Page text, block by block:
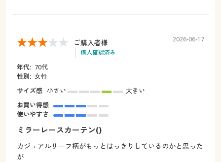
ご購入者様
購入確認済み
2026-06-17
年代: 70代
性別: 女性
サイズ感 小さい
大きい
お買い得感
使いやすさ
ミラーレースカーテン()
カジュアルリーフ柄がもっとはっきりしているのかと思った
が